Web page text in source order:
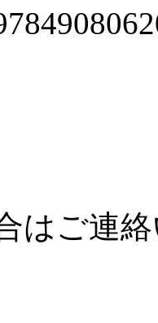
はご連